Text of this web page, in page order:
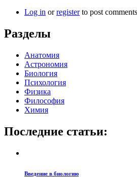
Log in orregisterto post comments
Разделы
Анатомия
Астрономия
Биология
Психология
Физика
Философия
Химия
Последние статьи:
Введение в биологию